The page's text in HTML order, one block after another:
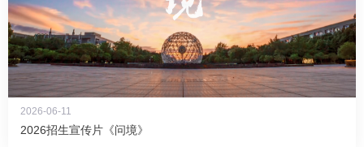
2026-06-11
2026招生宣传片《问境》